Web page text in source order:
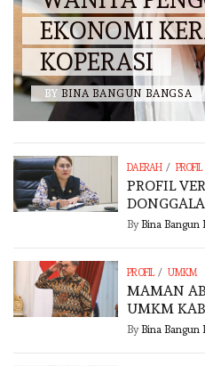
EKONOMI
KOPERASI
BY BINA BANGUN BANGSA /
DAERAH / PROFIL
PROFIL
By Bina Bangun
PROFIL / UMKM
MAMAN
UMKM
By Bina Bangun